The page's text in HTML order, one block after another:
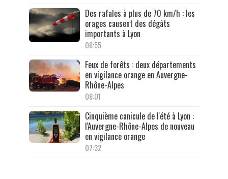
Des rafales à plus de 70 km/h : les
orages causent des dégâts
importants à Lyon
08:55
Feux de forêts : deux départements
en vigilance orange en Auvergne-
Rhône-Alpes
08:01
Cinquième canicule de l'été à Lyon :
l'Auvergne-Rhône-Alpes de nouveau
en vigilance orange
07:32